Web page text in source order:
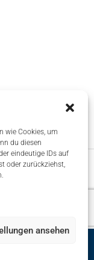
wie Cookies, um
du diesen
eindeutige IDs auf
oder zurückziehst,
ansehen